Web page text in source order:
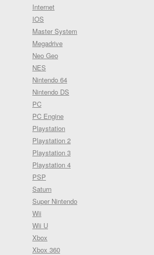
Internet
IOS
Master System
Megadrive
Neo Geo
NES
Nintendo 64
Nintendo DS
PC
PC Engine
Playstation
Playstation 2
Playstation 3
Playstation 4
PSP
Saturn
Super Nintendo
Wii
Wii U
Xbox
Xbox 360